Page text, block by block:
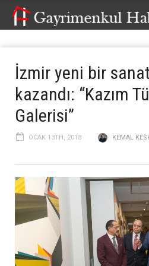
İzmir yeni bir
kazandı: “Kazım
Galerisi”
OCAK 13TH, 2018 KEMAL